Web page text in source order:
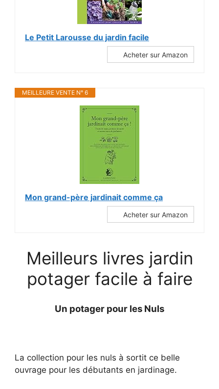
Le Petit Larousse du jardin facile
Acheter sur Amazon
MEILLEURE VENTE N° 6
Mon grand-père jardinait comme ça
Acheter sur Amazon
Meilleurs livres jardin
potager facile à faire
Un potager pour les Nuls
La collection pour les nuls à sortit ce belle
ouvrage pour les débutants en jardinage.